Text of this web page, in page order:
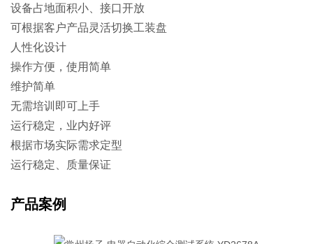
设备占地面积小、接口开放
可根据客户产品灵活切换工装盘
人性化设计
操作方便，使用简单
维护简单
无需培训即可上手
运行稳定，业内好评
根据市场实际需求定型
运行稳定、质量保证
产品案例